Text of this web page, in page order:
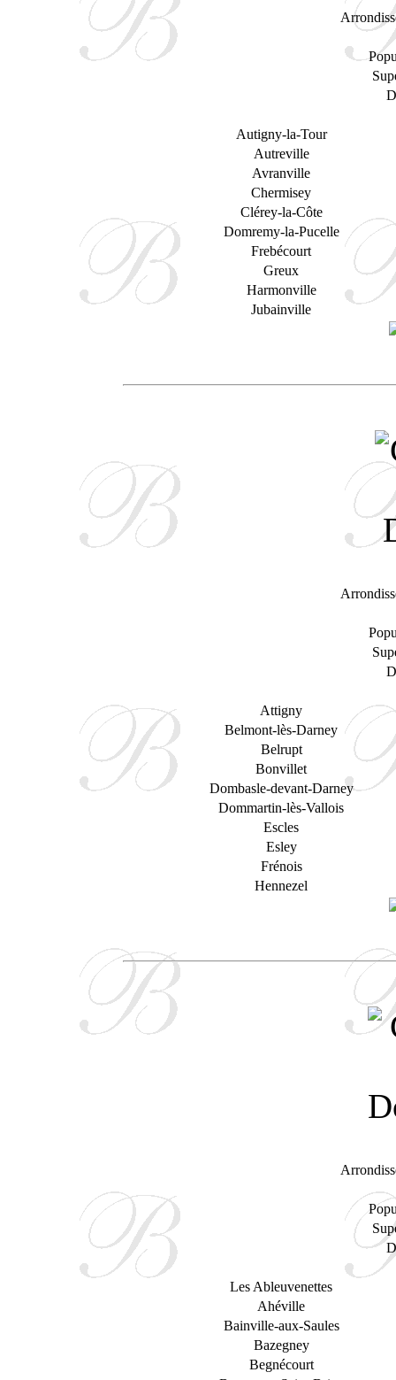
Autigny-la-Tour
Autreville
Avranville
Chermisey
Clérey-la-Côte
Domremy-la-Pucelle
Frebécourt
Greux
Harmonville
Jubainville
Attigny
Belmont-lès-Darney
Belrupt
Bonvillet
Dombasle-devant-Darney
Dommartin-lès-Vallois
Escles
Esley
Frénois
Hennezel
Les Ableuvenettes
Ahéville
Bainville-aux-Saules
Bazegney
Begnécourt